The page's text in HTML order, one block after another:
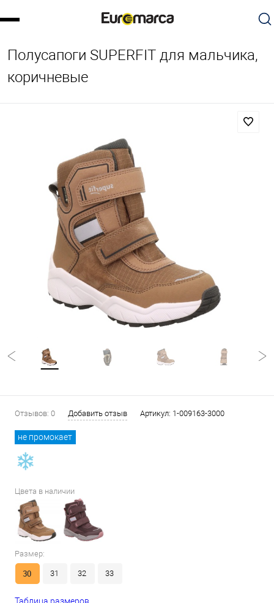
Полусапоги SUPERFIT для мальчика,
коричневые
Отзывов: 0 Добавить отзыв Артикул: 1-009163-3000
не промокает
Цвета в наличии
Размер:
30 31 32 33